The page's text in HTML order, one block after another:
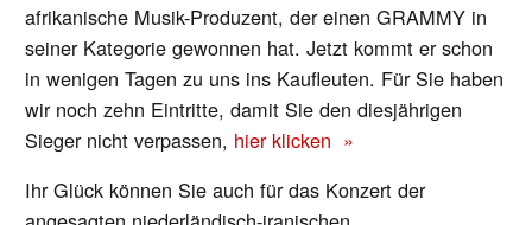
afrikanische Musik-Produzent, der einen GRAMMY in
seiner Kategorie gewonnen hat. Jetzt kommt er schon
in wenigen Tagen zu uns ins Kaufleuten. Für Sie haben
wir noch zehn Eintritte, damit Sie den diesjährigen
Sieger nicht verpassen, hier klicken »
Ihr Glück können Sie auch für das Konzert der